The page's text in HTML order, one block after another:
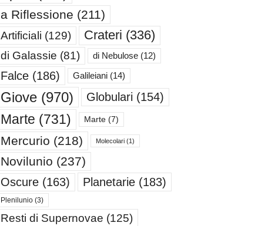
a Riflessione (211)
Artificiali (129) Crateri (336)
di Galassie (81) di Nebulose(12)
Falce(186) Galileiani(14)
Giove(970) Globulari (154)
Marte (731) Marte(7)
Mercurio (218) Molecolari(1)
Novilunio (237)
Oscure(163) Planetarie(183)
Plenilunio(3)
Resti di Supernovae (125)